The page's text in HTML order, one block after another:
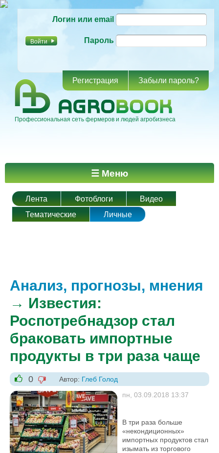
основному
Логин или email
Пароль
Регистрация Забыли пароль?
Профессиональная сеть фермеров и людей агробизнеса
Главное меню ☰ Меню
Лента Фотоблоги
Видео
Тематические
Личные
Анализ, прогнозы, мнения
→ Известия:
Роспотребнадзор стал
браковать импортные
продукты в три раза чаще
+1
0
-1
Автор: Глеб Голод
пн, 03.09.2018 13:37
В три раза больше
«некондиционных»
импортных продуктов стал
изымать из торгового